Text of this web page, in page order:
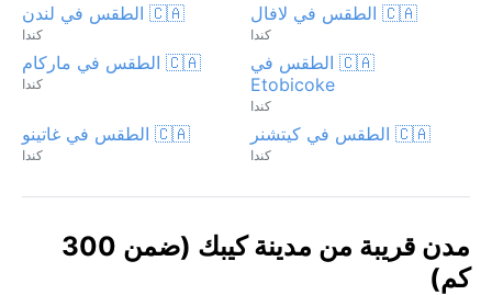
🇨🇦 الطقس في لافال
كندا
🇨🇦 الطقس في لندن
كندا
🇨🇦 الطقس في
Etobicoke
كندا
🇨🇦 الطقس في ماركام
كندا
🇨🇦 الطقس في كيتشنر
كندا
🇨🇦 الطقس في غاتينو
كندا
مدن قريبة من مدينة كيبك (ضمن 300
كم)